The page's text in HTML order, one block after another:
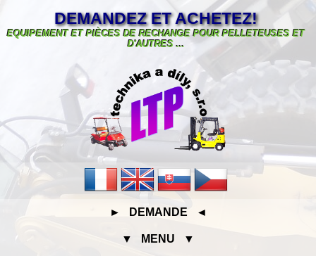
DEMANDEZ ET ACHETEZ!
EQUIPEMENT ET PIÈCES DE RECHANGE POUR PELLETEUSES ET
D'AUTRES ...
► DEMANDE ◄
▼ MENU ▼